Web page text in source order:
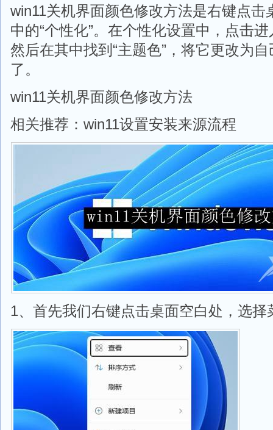
win11关机界面颜色修改方法是右键点
中的“个性化”。在个性化设置中，点击
然后在其中找到“主题色”，将它更改为
了。
win11关机界面颜色修改方法
相关推荐：win11设置安装来源流程
1、首先我们右键点击桌面空白处，选择